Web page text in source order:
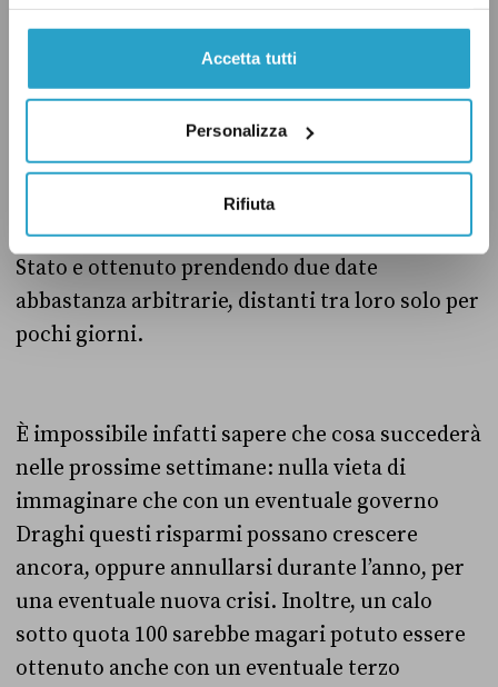
Accetta tutti
Personalizza
Rifiuta
Secondo le stime dell’Ocpi, la differenza tra
questi due scenari è di un risparmio di un
miliardo di euro. Ma come è evidente dalla
spiegazione vista sopra, si tratta di un
risparmio del tutto teorico per le casse dello
Stato e ottenuto prendendo due date
abbastanza arbitrarie, distanti tra loro solo per
pochi giorni.
È impossibile infatti sapere che cosa succederà
nelle prossime settimane: nulla vieta di
immaginare che con un eventuale governo
Draghi questi risparmi possano crescere
ancora, oppure annullarsi durante l’anno, per
una eventuale nuova crisi. Inoltre, un calo
sotto quota 100 sarebbe magari potuto essere
ottenuto anche con un eventuale terzo